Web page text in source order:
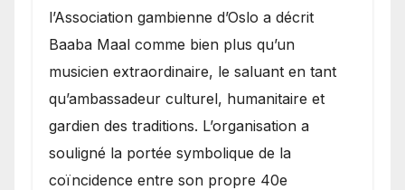
l’Association gambienne d’Oslo a décrit
Baaba Maal comme bien plus qu’un
musicien extraordinaire, le saluant en tant
qu’ambassadeur culturel, humanitaire et
gardien des traditions. L’organisation a
souligné la portée symbolique de la
coïncidence entre son propre 40e